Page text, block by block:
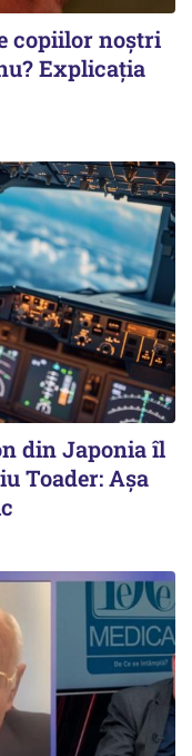
copiilor noștri
Explicația
din Japonia îl
Toader: Așa